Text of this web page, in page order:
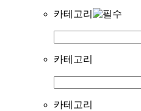
카테고리
카테고리
카테고리